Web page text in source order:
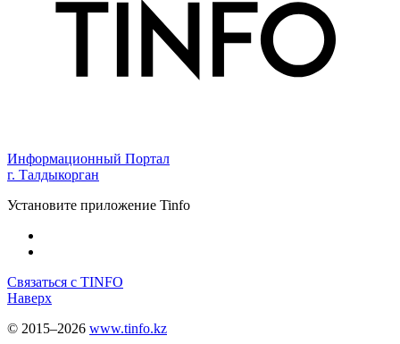
Информационный Портал
г. Талдыкорган
Установите приложение Tinfo
Связаться с TINFO
Наверх
© 2015–2026 www.tinfo.kz